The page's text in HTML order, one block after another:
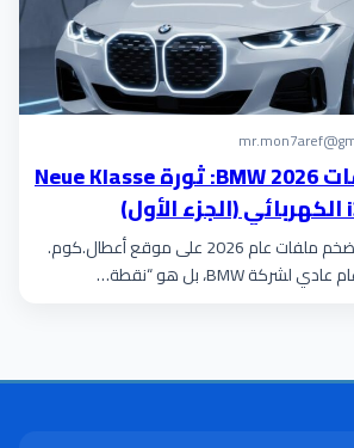
أعطال ومواصفات BMW 2026: ثورة Neue Klasse
أهلاً بكم في افتتاحية أضخم ملفات عام 2026 على موقع أعطال.كوم.